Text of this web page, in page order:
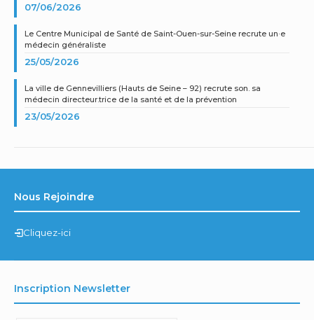
07/06/2026
Le Centre Municipal de Santé de Saint-Ouen-sur-Seine recrute un·e
médecin généraliste
25/05/2026
La ville de Gennevilliers (Hauts de Seine – 92) recrute son. sa
médecin directeur.trice de la santé et de la prévention
23/05/2026
Nous Rejoindre
Cliquez-ici
Inscription Newsletter